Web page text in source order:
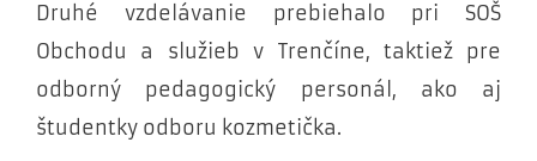
Druhé vzdelávanie prebiehalo pri SOŠ
Obchodu a služieb v Trenčíne, taktiež pre
odborný pedagogický personál, ako aj
študentky odboru kozmetička.